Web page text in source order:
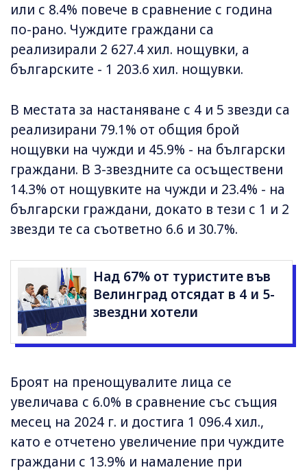
или с 8.4% повече в сравнение с година
по-рано. Чуждите граждани са
реализирали 2 627.4 хил. нощувки, а
българските - 1 203.6 хил. нощувки.
В местата за настаняване с 4 и 5 звезди са
реализирани 79.1% от общия брой
нощувки на чужди и 45.9% - на български
граждани. В 3-звездните са осъществени
14.3% от нощувките на чужди и 23.4% - на
български граждани, докато в тези с 1 и 2
звезди те са съответно 6.6 и 30.7%.
Над 67% от туристите във
Велинград отсядат в 4 и 5-
звездни хотели
Броят на пренощувалите лица се
увеличава с 6.0% в сравнение със същия
месец на 2024 г. и достига 1 096.4 хил.,
като е отчетено увеличение при чуждите
граждани с 13.9% и намаление при